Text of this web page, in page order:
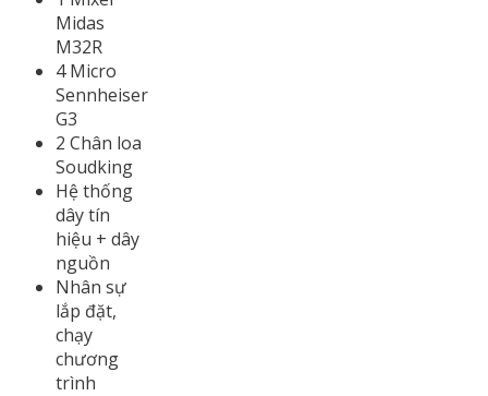
Midas
M32R
4 Micro
Sennheiser
G3
2 Chân loa
Soudking
Hệ thống
dây tín
hiệu + dây
nguồn
Nhân sự
lắp đặt,
chạy
chương
trình